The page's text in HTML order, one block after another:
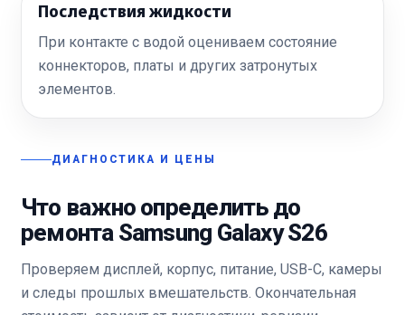
Последствия жидкости
При контакте с водой оцениваем состояние
коннекторов, платы и других затронутых
элементов.
ДИАГНОСТИКА И ЦЕНЫ
Что важно определить до
ремонта Samsung Galaxy S26
Проверяем дисплей, корпус, питание, USB-C, камеры
и следы прошлых вмешательств. Окончательная